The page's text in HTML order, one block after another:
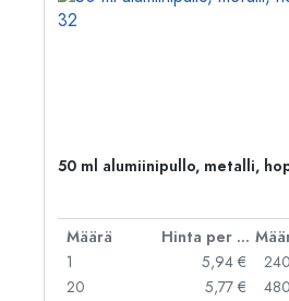
50 ml alumiinipullo, metalli,
Määrä Hinta per kpl
1
5,94 €
20
5,77 €
240
480